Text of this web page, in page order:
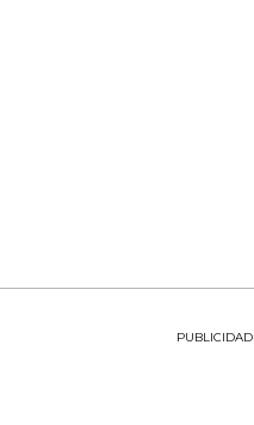
PUBLICIDAD